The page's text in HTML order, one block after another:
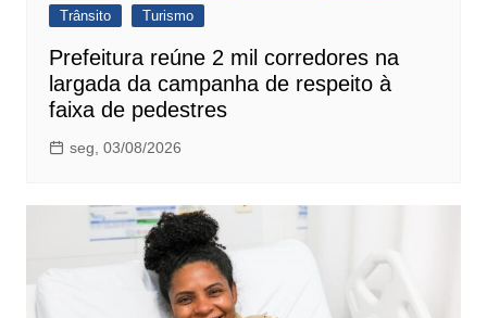
Trânsito
Turismo
Prefeitura reúne 2 mil corredores na
largada da campanha de respeito à
faixa de pedestres
seg, 03/08/2026